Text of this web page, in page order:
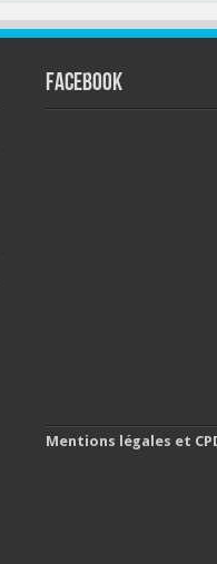
FACEBOOK
Mentions légales et